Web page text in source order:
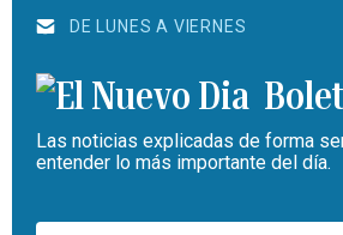
DE LUNES A VIERNES
Las noticias explicadas de forma
entender lo más importante del día.